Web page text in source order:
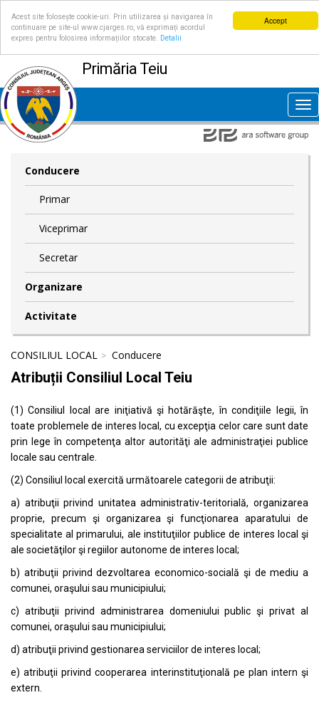
Accept
Acest site folosește cookie-uri. Prin utilizarea și navigarea în
continuare pe site-ul www.cjarges.ro, vă exprimați acordul
expres pentru folosirea informațiilor stocate.
Detalii
Primăria Teiu
Conducere
Primar
Viceprimar
Secretar
Organizare
Activitate
CONSILIUL LOCAL Conducere
Atribuții Consiliul Local Teiu
(1) Consiliul local are iniţiativă şi hotărăşte, în condiţiile legii, în
toate problemele de interes local, cu excepţia celor care sunt date
prin lege în competenţa altor autorităţi ale administraţiei publice
locale sau centrale.
(2) Consiliul local exercită următoarele categorii de atribuţii:
a) atribuţii privind unitatea administrativ-teritorială, organizarea
proprie, precum şi organizarea şi funcţionarea aparatului de
specialitate al primarului, ale instituţiilor publice de interes local şi
ale societăţilor şi regiilor autonome de interes local;
b) atribuţii privind dezvoltarea economico-socială şi de mediu a
comunei, oraşului sau municipiului;
c) atribuţii privind administrarea domeniului public şi privat al
comunei, oraşului sau municipiului;
d) atribuţii privind gestionarea serviciilor de interes local;
e) atribuţii privind cooperarea interinstituţională pe plan intern şi
extern.